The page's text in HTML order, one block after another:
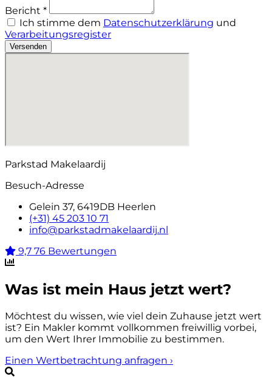
Bericht *
Ich stimme dem Datenschutzerklärung und
Verarbeitungsregister
Versenden
Parkstad Makelaardij
Besuch-Adresse
Gelein 37, 6419DB Heerlen
(+31) 45 203 10 71
info@parkstadmakelaardij.nl
9,7 76 Bewertungen
Was ist mein Haus jetzt wert?
Möchtest du wissen, wie viel dein Zuhause jetzt wert
ist? Ein Makler kommt vollkommen freiwillig vorbei,
um den Wert Ihrer Immobilie zu bestimmen.
Einen Wertbetrachtung anfragen ›